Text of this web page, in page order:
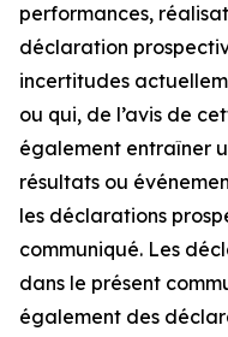
performances,
déclaration
incertitudes
ou qui, de l’avis de
également entraîner
résultats ou
les déclarations
communiqué. Les
dans le présent
également des